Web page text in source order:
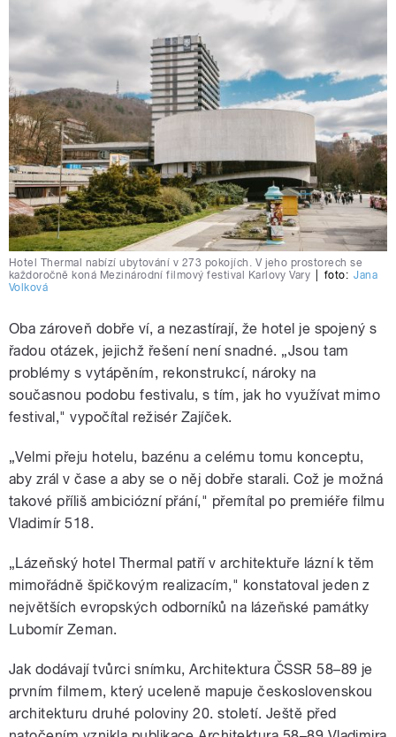
Hotel Thermal nabízí ubytování v 273 pokojích. V jeho prostorech se
každoročně koná Mezinárodní filmový festival Karlovy Vary
foto: Jana
Volková
Oba zároveň dobře ví, a nezastírají, že hotel je spojený s
řadou otázek, jejichž řešení není snadné. „Jsou tam
problémy s vytápěním, rekonstrukcí, nároky na
současnou podobu festivalu, s tím, jak ho využívat mimo
festival," vypočítal režisér Zajíček.
„Velmi přeju hotelu, bazénu a celému tomu konceptu,
aby zrál v čase a aby se o něj dobře starali. Což je možná
takové příliš ambiciózní přání," přemítal po premiéře filmu
Vladimír 518.
„Lázeňský hotel Thermal patří v architektuře lázní k těm
mimořádně špičkovým realizacím," konstatoval jeden z
největších evropských odborníků na lázeňské památky
Lubomír Zeman.
Jak dodávají tvůrci snímku, Architektura ČSSR 58–89 je
prvním filmem, který uceleně mapuje československou
architekturu druhé poloviny 20. století. Ještě před